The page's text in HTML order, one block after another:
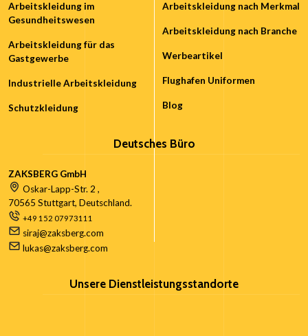
Arbeitskleidung im
Gesundheitswesen
Arbeitskleidung für das
Gastgewerbe
Industrielle Arbeitskleidung
Schutzkleidung
Arbeitskleidung nach Merkmal
Arbeitskleidung nach Branche
Werbeartikel
Flughafen Uniformen
Blog
Deutsches Büro
ZAKSBERG GmbH
Oskar-Lapp-Str. 2 ,
70565 Stuttgart, Deutschland.
+49 152 07973111
siraj@zaksberg.com
lukas@zaksberg.com
Unsere Dienstleistungsstandorte